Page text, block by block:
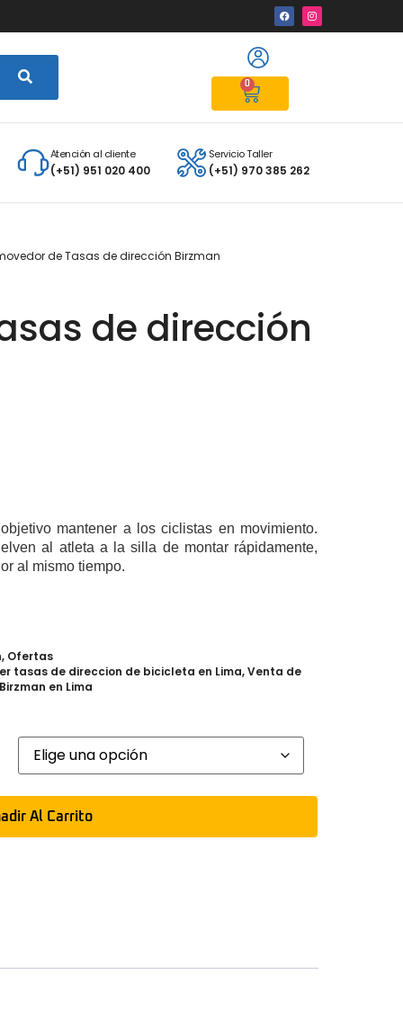
0
Atención al cliente
(+51) 951 020 400
Servicio Taller
(+51) 970 385 262
de Tasas de dirección Birzman
de dirección
mantener a los ciclistas en movimiento.
al atleta a la silla de montar rápidamente,
al mismo tiempo.
, Ofertas
tasas de direccion de bicicleta en Lima,Venta de
en Lima
Al Carrito